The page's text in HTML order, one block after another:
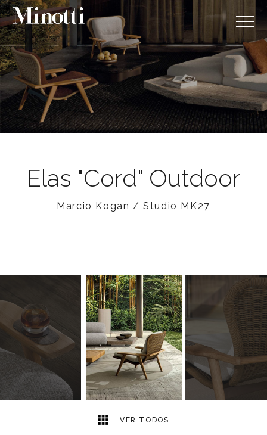
Elas "Cord" Outdoor
Marcio Kogan / Studio MK27
VER TODOS
2